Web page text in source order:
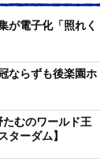
が電子化「照れく
ならずも後楽園ホ
むのワールド王
ターダム】